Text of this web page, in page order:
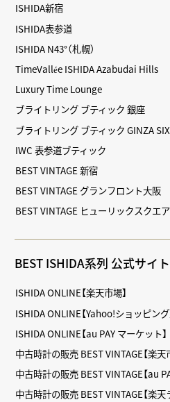
ISHIDA新宿
ISHIDA表参道
ISHIDA N43°（札幌）
TimeVallée ISHIDA Azabudai Hills
Luxury Time Lounge
ブライトリング ブティック 銀座
ブライトリング ブティック GINZA SIX
IWC 表参道ブティック
BEST VINTAGE 新宿
BEST VINTAGE グランフロント大阪
BEST VINTAGE ヒューリックスクエ
BEST ISHIDA系列 公式サイト
ISHIDA ONLINE【楽天市場】
ISHIDA ONLINE【Yahoo!ショッピング
ISHIDA ONLINE【au PAY マーケット】
中古時計の販売 BEST VINTAGE【楽天
中古時計の販売 BEST VINTAGE【au
中古時計の販売 BEST VINTAGE【楽天